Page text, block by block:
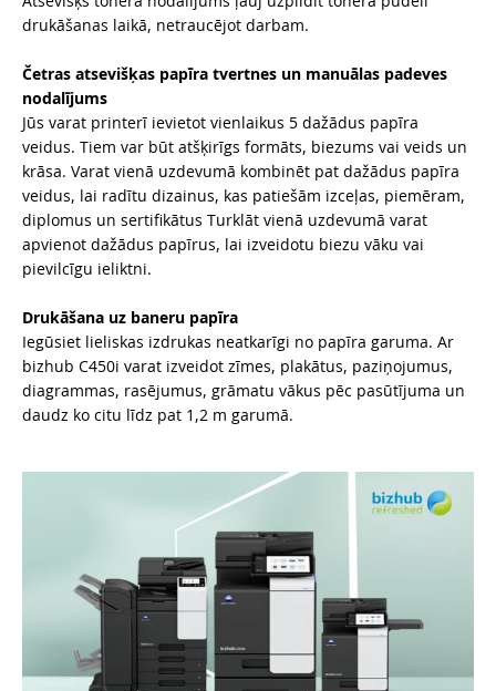
drukāšanas laikā, netraucējot darbam.
Četras atsevišķas papīra tvertnes un manuālas padeves
nodalījums
Jūs varat printerī ievietot vienlaikus 5 dažādus papīra
veidus. Tiem var būt atšķirīgs formāts, biezums vai veids un
krāsa. Varat vienā uzdevumā kombinēt pat dažādus papīra
veidus, lai radītu dizainus, kas patiešām izceļas, piemēram,
diplomus un sertifikātus Turklāt vienā uzdevumā varat
apvienot dažādus papīrus, lai izveidotu biezu vāku vai
pievilcīgu ieliktni.
Drukāšana uz baneru papīra
Iegūsiet lieliskas izdrukas neatkarīgi no papīra garuma. Ar
bizhub C450i varat izveidot zīmes, plakātus, paziņojumus,
diagrammas, rasējumus, grāmatu vākus pēc pasūtījuma un
daudz ko citu līdz pat 1,2 m garumā.